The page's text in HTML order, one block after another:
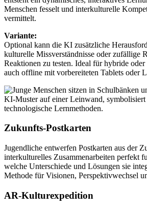
Menschen fesselt und interkulturelle
vermittelt.
Variante:
Optional kann die KI zusätzliche
kulturelle Missverständnisse oder zufällige
Reaktionen zu testen. Ideal für hybride
auch offline mit vorbereiteten Tablets oder
Zukunfts-Postkarten
Jugendliche entwerfen Postkarten aus der
interkulturelles Zusammenarbeiten perfekt
welche Unterschiede und Lösungen sie
Methode für Visionen, Perspektivwechsel
AR-Kulturexpedition